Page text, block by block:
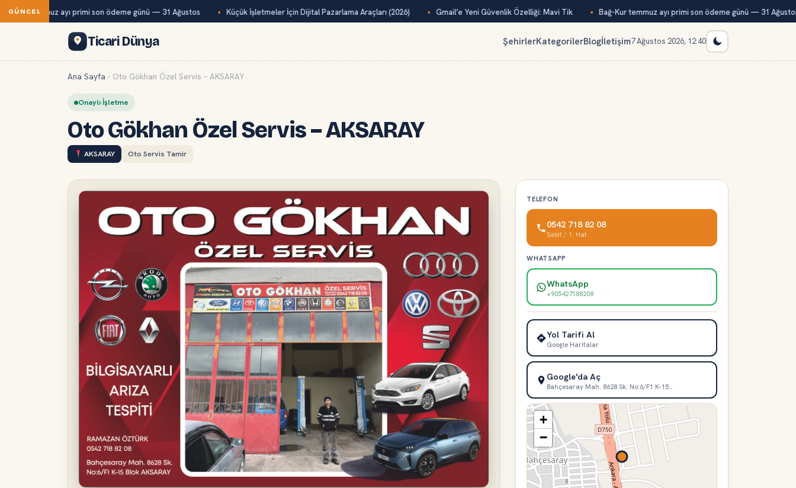
GÜNCEL
Kur temmuz ayı primi son ödeme günü — 31 Ağustos Küçük İşletmeler İçin Dijital Pazarlama Araçları (2026) Gmail’e Yeni Güvenlik Özelliği: Mavi Tik Bağ-Kur temmuz ayı primi son ödeme günü — 31 Ağustos
Ticari Dünya ŞehirlerKategorilerBlogİletişim7 Ağustos 2026, 12:40
Ana Sayfa - Oto Gökhan Özel Servis – AKSARAY
Onaylı İşletme
Oto Gökhan Özel Servis – AKSARAY
AKSARAY Oto Servis Tamir
TELEFON
0542 718 82 08
Sabit / 1. Hat
WHATSAPP
WhatsApp
+905427188208
Yol Tarifi Al
Google Haritalar
Google'da Aç
Bahçesaray Mah. 8628 Sk. No:6/F1 K-15…
+
−